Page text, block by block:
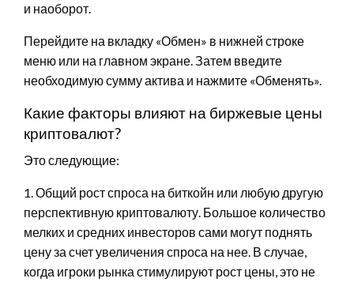
и наоборот.
Перейдите на вкладку «Обмен» в нижней строке
меню или на главном экране. Затем введите
необходимую сумму актива и нажмите «Обменять».
Какие факторы влияют на биржевые цены
криптовалют?
Это следующие:
1. Общий рост спроса на биткойн или любую другую
перспективную криптовалюту. Большое количество
мелких и средних инвесторов сами могут поднять
цену за счет увеличения спроса на нее. В случае,
когда игроки рынка стимулируют рост цены, это не